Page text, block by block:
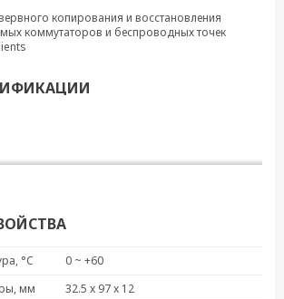
копирования и восстановления
коммутаторов и беспроводных точек
°C
0 ~ +60
мм
32.5 x 97 x 12